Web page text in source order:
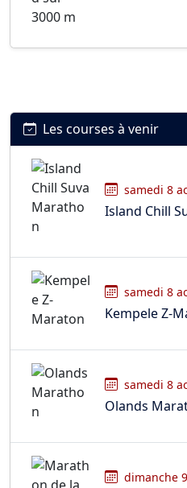
Les courses à venir
samedi 8
Island Chill
samedi 8
Kempele Z-
samedi 8
Olands
dimanche